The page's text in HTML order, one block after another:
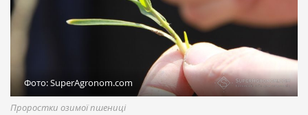
Фото: SuperAgronom.com
Проростки озимої пшениці